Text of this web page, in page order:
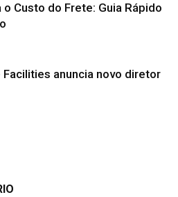
o Custo do Frete: Guia Rápido
Facilities anuncia novo diretor